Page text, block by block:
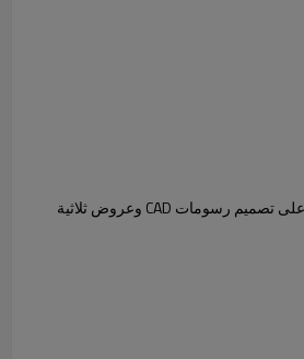
مصممو PFM مكرسون للتخصيص لكل عميل ، ويقدمون اقتراحات احترافية بشأن تصميم ولون فن الفسيفساء من خلال الجمع بين بيئة الموقع وطلبك الشخصي. علاوة على ذلك ، نحن قادرون على تصميم رسومات CAD وعروض ثلاثية